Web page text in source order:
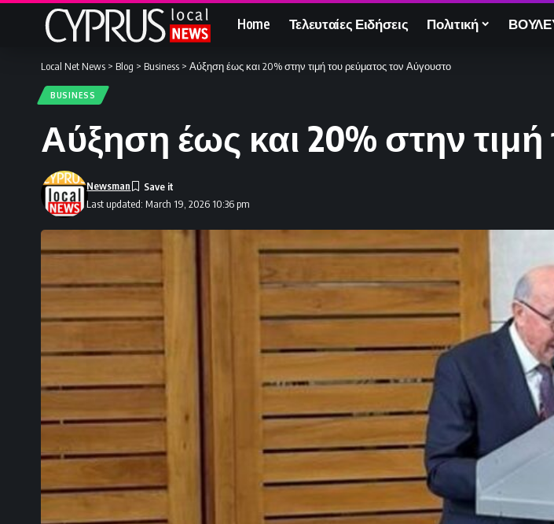
Home Τελευταίες Ειδήσεις Πολιτική
Local Net News > Blog > Business > Αύξηση έως και 20% στην τιμή του ρεύματος τον Αύγουστο
BUSINESS
Αύξηση έως και 20% στην
Last updated: March 19, 2026 10:36 pm
Newsman